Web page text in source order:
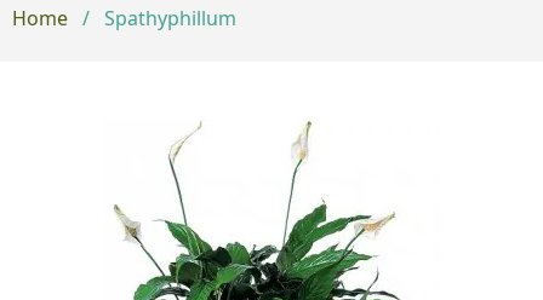
Home / Spathyphillum